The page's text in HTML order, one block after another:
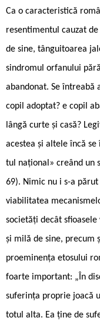
Ca o caracteristică
resentimentul cauzat
de sine, tânguitoarea
sindromul orfanului
abandonat. Se
copil adoptat? e copil
lângă curte și casă?
acestea și altele încă se
tul național» creând un
69). Nimic nu i s-a
viabilitatea
societăți decât
și milă de sine, precum
proeminența etosului
foarte important: „În
suferința proprie joacă
totul alta. Ea ține de